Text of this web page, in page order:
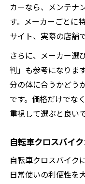
カーなら、メンテナ
す。メーカーごとに
サイト、実際の店舗
さらに、メーカー選
判」も参考になりま
分の体に合うかどう
です。価格だけでな
重視して選ぶと良い
自転車クロスバイ
自転車クロスバイク
日常使いの利便性を